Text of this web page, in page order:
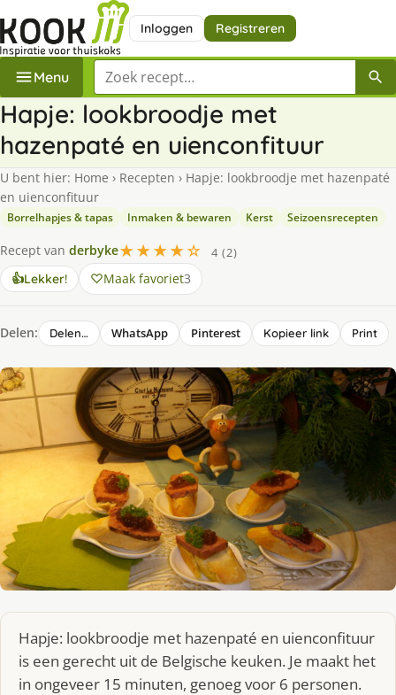
Inloggen Registreren
Menu Zoek een recept
Hapje: lookbroodje met
hazenpaté en uienconfituur
U bent hier: Home › Recepten › Hapje: lookbroodje met hazenpaté
en uienconfituur
Borrelhapjes & tapas Inmaken & bewaren Kerst Seizoensrecepten
Recept van derbyke★★★★☆
4 (2)
👍Lekker! Maak favoriet3
Delen: Delen… WhatsApp Pinterest Kopieer link Print
Hapje: lookbroodje met hazenpaté en uienconfituur
is een gerecht uit de Belgische keuken. Je maakt het
in ongeveer 15 minuten, genoeg voor 6 personen.